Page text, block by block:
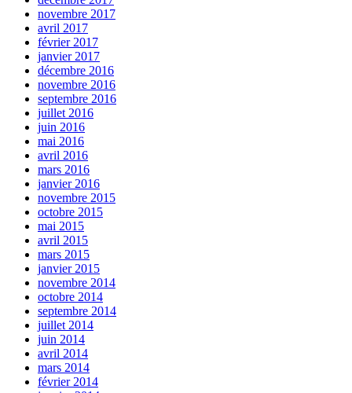
novembre 2017
avril 2017
février 2017
janvier 2017
décembre 2016
novembre 2016
septembre 2016
juillet 2016
juin 2016
mai 2016
avril 2016
mars 2016
janvier 2016
novembre 2015
octobre 2015
mai 2015
avril 2015
mars 2015
janvier 2015
novembre 2014
octobre 2014
septembre 2014
juillet 2014
juin 2014
avril 2014
mars 2014
février 2014